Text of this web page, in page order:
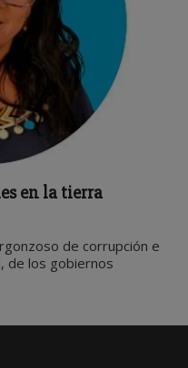
en la tierra
de corrupción e
de los gobiernos